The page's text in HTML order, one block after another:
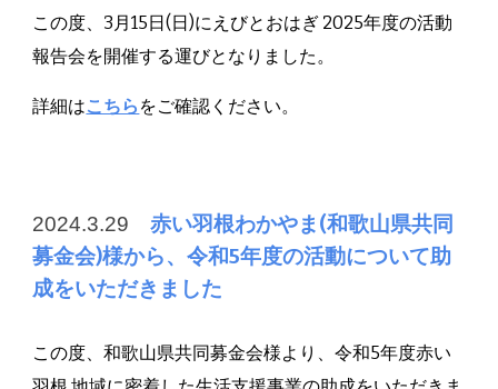
この度、3月15日(日)にえびとおはぎ 2025年度の活動
報告会を開催する運びとなりました。
詳細はこちら をご確認ください。
2024.3.29
赤い羽根わかやま(和歌山県共同
募金会)様から、令和5年度の活動について助
成をいただきました
この度、和歌山県共同募金会様より、令和5年度赤い